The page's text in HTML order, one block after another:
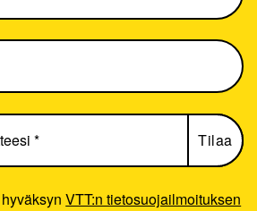
VTT:n tietosuojailmoituksen